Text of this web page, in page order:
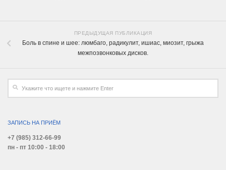
ПРЕДЫДУЩАЯ ПУБЛИКАЦИЯ
Боль в спине и шее: люмбаго, радикулит, ишиас, миозит, грыжа
межпозвонковых дисков.
ЗАПИСЬ НА ПРИЁМ
+7 (985) 312-66-99
пн - пт 10:00 - 18:00